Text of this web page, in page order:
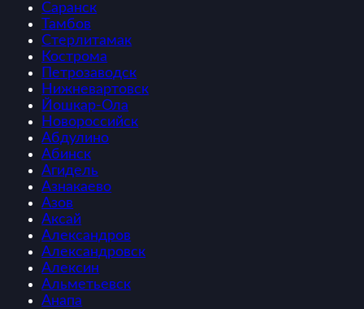
Саранск
Тамбов
Стерлитамак
Кострома
Петрозаводск
Нижневартовск
Йошкар-Ола
Новороссийск
Абдулино
Абинск
Агидель
Азнакаево
Азов
Аксай
Александров
Александровск
Алексин
Альметьевск
Анапа